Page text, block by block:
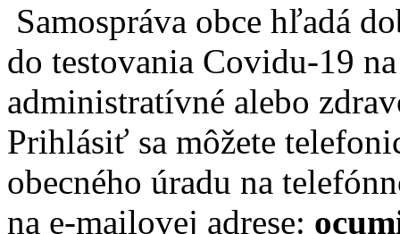
Samospráva obce hľadá
do testovania Covidu-19
administratívné alebo
Prihlásiť sa môžete
obecného úradu na
na e-mailovej adrese: